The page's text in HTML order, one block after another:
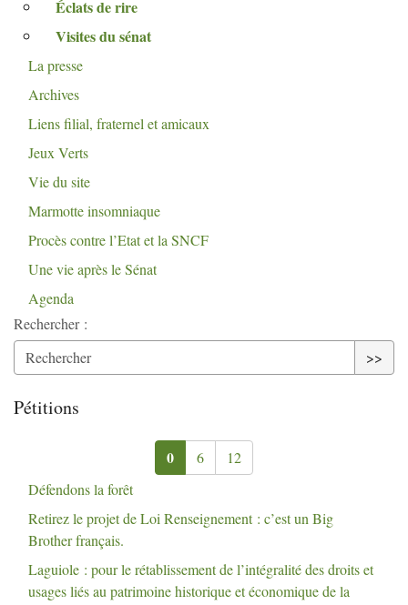
Éclats de rire
Visites du sénat
La presse
Archives
Liens filial, fraternel et amicaux
Jeux Verts
Vie du site
Marmotte insomniaque
Procès contre l’Etat et la SNCF
Une vie après le Sénat
Agenda
Rechercher :
>>
Pétitions
0 6
12
Défendons la forêt
Retirez le projet de Loi Renseignement : c’est un Big
Brother français.
Laguiole : pour le rétablissement de l’intégralité des droits et
usages liés au patrimoine historique et économique de la